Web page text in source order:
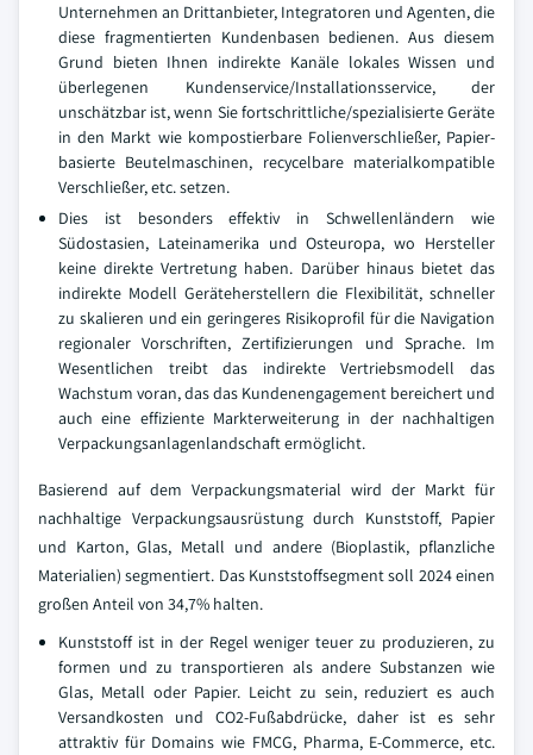
Unternehmen an Drittanbieter, Integratoren und Agenten, die
diese fragmentierten Kundenbasen bedienen. Aus diesem
Grund bieten Ihnen indirekte Kanäle lokales Wissen und
überlegenen Kundenservice/Installationsservice, der
unschätzbar ist, wenn Sie fortschrittliche/spezialisierte Geräte
in den Markt wie kompostierbare Folienverschließer, Papier-
basierte Beutelmaschinen, recycelbare materialkompatible
Verschließer, etc. setzen.
Dies ist besonders effektiv in Schwellenländern wie
Südostasien, Lateinamerika und Osteuropa, wo Hersteller
keine direkte Vertretung haben. Darüber hinaus bietet das
indirekte Modell Geräteherstellern die Flexibilität, schneller
zu skalieren und ein geringeres Risikoprofil für die Navigation
regionaler Vorschriften, Zertifizierungen und Sprache. Im
Wesentlichen treibt das indirekte Vertriebsmodell das
Wachstum voran, das das Kundenengagement bereichert und
auch eine effiziente Markterweiterung in der nachhaltigen
Verpackungsanlagenlandschaft ermöglicht.
Basierend auf dem Verpackungsmaterial wird der Markt für
nachhaltige Verpackungsausrüstung durch Kunststoff, Papier
und Karton, Glas, Metall und andere (Bioplastik, pflanzliche
Materialien) segmentiert. Das Kunststoffsegment soll 2024 einen
großen Anteil von 34,7% halten.
Kunststoff ist in der Regel weniger teuer zu produzieren, zu
formen und zu transportieren als andere Substanzen wie
Glas, Metall oder Papier. Leicht zu sein, reduziert es auch
Versandkosten und CO2-Fußabdrücke, daher ist es sehr
attraktiv für Domains wie FMCG, Pharma, E-Commerce, etc.